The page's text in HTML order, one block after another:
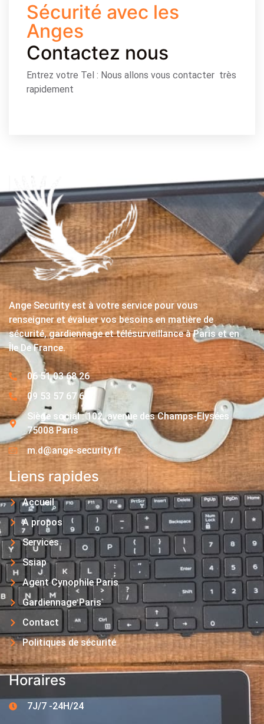
Sécurité avec les
Anges
Contactez nous
Entrez votre Tel : Nous allons vous contacter très
rapidement
Ange Security est à votre service pour vous
renseigner et évaluer vos besoins en matière de
sécurité, gardiennage et télésurveillance à Paris et en
Île De France.
06 51 03 68 26
09 53 57 67 63
Siège social : 102, avenue des Champs-Elysées
75008 Paris
m.d@ange-security.fr
Liens rapides
Accueil
A propos
Services
Ssiap
Agent Cynophile Paris
Gardiennage Paris
Contact
Politiques de sécurité
Horaires
7J/7 -24H/24